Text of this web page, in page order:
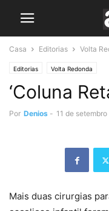
Casa Editorias Volta
Editorias Volta Redonda
‘Coluna
Por Denios - 11 de
Mais duas cirurgias